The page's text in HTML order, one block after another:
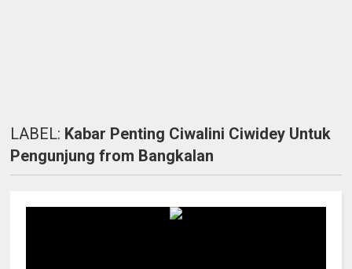
LABEL: Kabar Penting Ciwalini Ciwidey Untuk
Pengunjung from Bangkalan